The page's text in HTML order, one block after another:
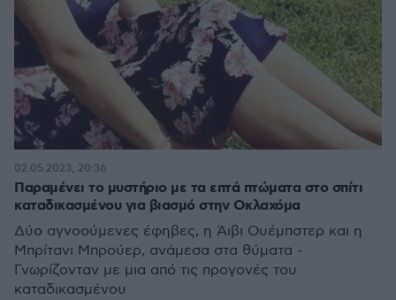
Παραμένει το μυστήριο με τα επτά πτώματα στο σπίτι
καταδικασμένου για βιασμό στην Οκλαχόμα
Δύο αγνοούμενες έφηβες, η Άιβι Ουέμπστερ και η
Μπρίτανι Μπρούερ, ανάμεσα στα θύματα -
Γνωρίζονταν με μια από τις προγονές του
καταδικασμένου
02.05.2023, 20:36